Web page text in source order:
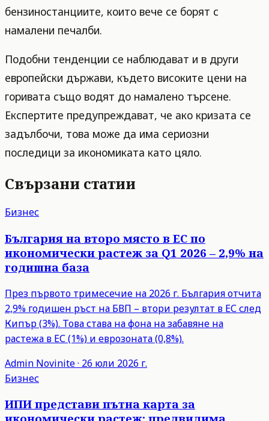
бензиностанциите, които вече се борят с
намалени печалби.
Подобни тенденции се наблюдават и в други
европейски държави, където високите цени на
горивата също водят до намалено търсене.
Експертите предупреждават, че ако кризата се
задълбочи, това може да има сериозни
последици за икономиката като цяло.
Свързани статии
Бизнес
България на второ място в ЕС по
икономически растеж за Q1 2026 – 2,9% на
годишна база
През първото тримесечие на 2026 г. България отчита
2,9% годишен ръст на БВП – втори резултат в ЕС след
Кипър (3%). Това става на фона на забавяне на
растежа в ЕС (1%) и еврозоната (0,8%).
Admin Novinite· 26 юли 2026 г.
Бизнес
ИПИ представи пътна карта за